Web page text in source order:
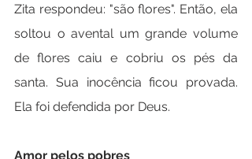
Zita respondeu: "são flores". Então, ela
soltou o avental um grande volume
de flores caiu e cobriu os pés da
santa. Sua inocência ficou provada.
Ela foi defendida por Deus.
Amor pelos pobres